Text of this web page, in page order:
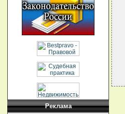
Реклама